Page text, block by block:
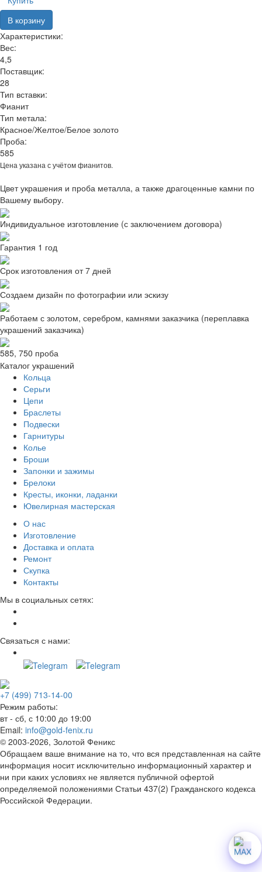
В корзину
Характеристики:
Вес:
4,5
Поставщик:
28
Тип вставки:
Фианит
Тип метала:
Красное/Желтое/Белое золото
Проба:
585
Цена указана с учётом фианитов.
Цвет украшения и проба металла, а также драгоценные камни по
Вашему выбору.
Индивидуальное изготовление (с заключением договора)
Гарантия 1 год
Срок изготовления от 7 дней
Создаем дизайн по фотографии или эскизу
Работаем с золотом, серебром, камнями заказчика (переплавка
украшений заказчика)
585, 750 проба
Каталог украшений
Кольца
Серьги
Цепи
Браслеты
Подвески
Гарнитуры
Колье
Броши
Запонки и зажимы
Брелоки
Кресты, иконки, ладанки
Ювелирная мастерская
О нас
Изготовление
Доставка и оплата
Ремонт
Скупка
Контакты
Мы в социальных сетях:
Связаться с нами:
+7 (499) 713-14-00
Режим работы:
вт - сб, с 10:00 до 19:00
Email: info@gold-fenix.ru
© 2003-2026, Золотой Феникс
Обращаем ваше внимание на то, что вся представленная на сайте
информация носит исключительно информационный характер и
ни при каких условиях не является публичной офертой
определяемой положениями Статьи 437(2) Гражданского кодекса
Российской Федерации.